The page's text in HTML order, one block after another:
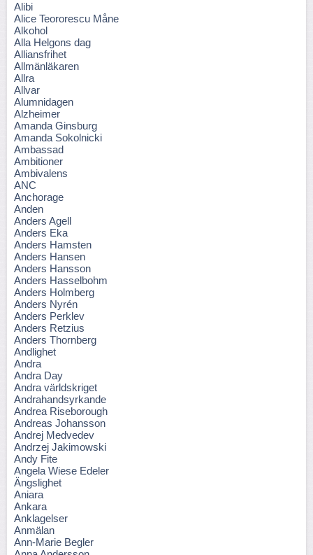
Alibi
Alice Teororescu Måne
Alkohol
Alla Helgons dag
Alliansfrihet
Allmänläkaren
Allra
Allvar
Alumnidagen
Alzheimer
Amanda Ginsburg
Amanda Sokolnicki
Ambassad
Ambitioner
Ambivalens
ANC
Anchorage
Anden
Anders Agell
Anders Eka
Anders Hamsten
Anders Hansen
Anders Hansson
Anders Hasselbohm
Anders Holmberg
Anders Nyrén
Anders Perklev
Anders Retzius
Anders Thornberg
Andlighet
Andra
Andra Day
Andra världskriget
Andrahandsyrkande
Andrea Riseborough
Andreas Johansson
Andrej Medvedev
Andrzej Jakimowski
Andy Fite
Angela Wiese Edeler
Ängslighet
Aniara
Ankara
Anklagelser
Anmälan
Ann-Marie Begler